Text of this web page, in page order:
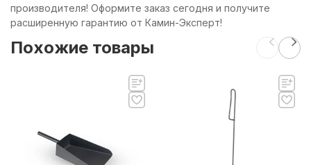
производителя! Оформите заказ сегодня и получите
расширенную гарантию от Камин-Эксперт!
Похожие товары